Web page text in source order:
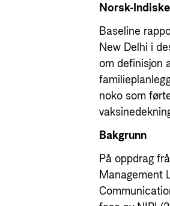
Norsk-
Baseline
New Delhi i
om definisjon
noko som
Bakgrunn
På oppdrag
Management